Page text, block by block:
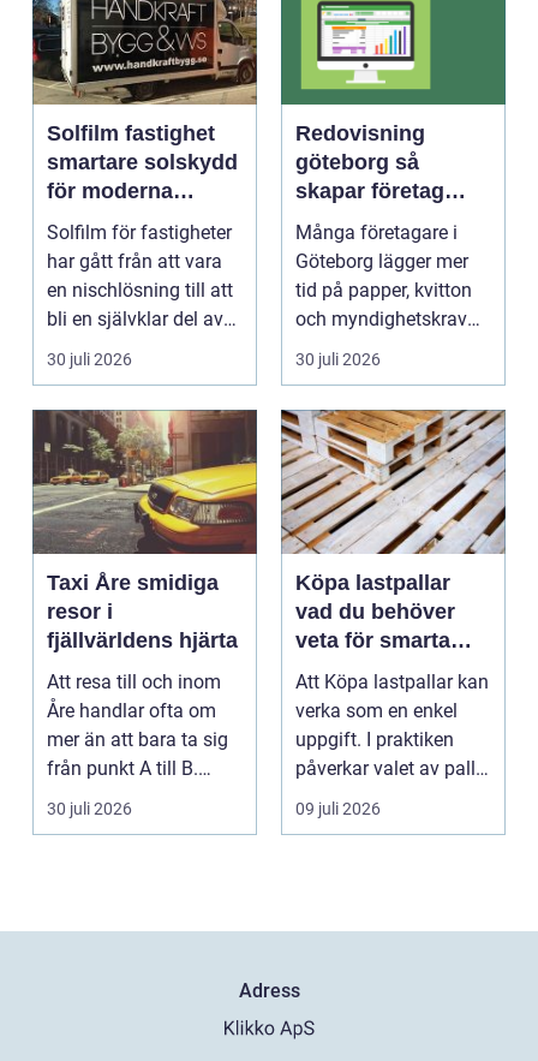
Solfilm fastighet
smartare solskydd
för moderna
byggnader
Solfilm för fastigheter
har gått från att vara
en nischlösning till att
bli en självklar del av
mode...
30 juli 2026
Redovisning
göteborg så
skapar företag
bättre kontroll och
mer tid
Många företagare i
Göteborg lägger mer
tid på papper, kvitton
och myndighetskrav
än på kunder och ut...
30 juli 2026
Taxi Åre smidiga
resor i
fjällvärldens hjärta
Att resa till och inom
Åre handlar ofta om
mer än att bara ta sig
från punkt A till B.
Vädret skifta...
30 juli 2026
Köpa lastpallar
vad du behöver
veta för smarta
och hållbara val
Att Köpa lastpallar kan
verka som en enkel
uppgift. I praktiken
påverkar valet av pall
09 juli 2026
Adress